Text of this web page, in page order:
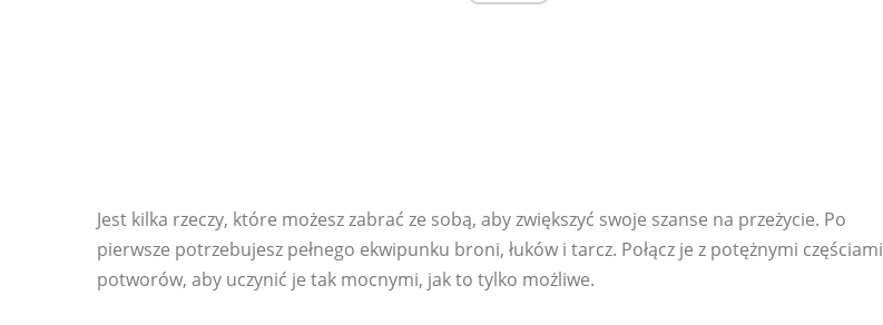
Jest kilka rzeczy, które możesz zabrać ze sobą, aby zwiększyć swoje szanse na przeżycie. Po
pierwsze potrzebujesz pełnego ekwipunku broni, łuków i tarcz. Połącz je z potężnymi częściami
potworów, aby uczynić je tak mocnymi, jak to tylko możliwe.